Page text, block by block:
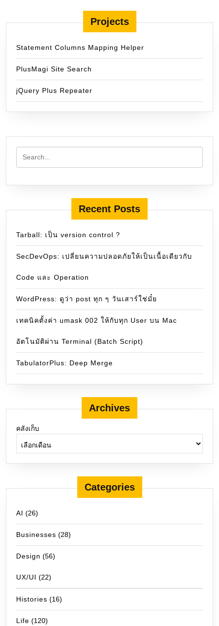
Projects
Statement Columns Mapping Helper
PlusMagi Site Search
jQuery Plus Repeater
Recent Posts
Tarball: เป็น version control ?
SecDevOps: เปลี่ยนความปลอดภัยให้เป็นเนื้อเดียวกับ
Code และ Operation
WordPress: ดูว่า post ทุก ๆ วันเสาร์ใช่มั๋ย
เทคนิคตั้งค่า umask 002 ให้กับทุก User บน Mac
อัตโนมัติผ่าน Terminal (Batch Script)
TabulatorPlus: Deep Merge
Archives
คลังเก็บ
Categories
AI (26)
Businesses (28)
Design (56)
UX/UI (22)
Histories (16)
Life (120)